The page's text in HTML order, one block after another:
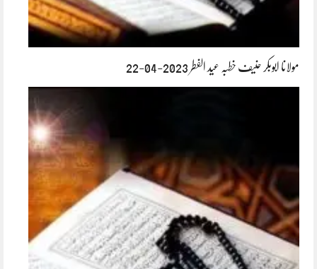
مولانا ابوبکر حنیف خطبہ عید الفطر 2023-04-22